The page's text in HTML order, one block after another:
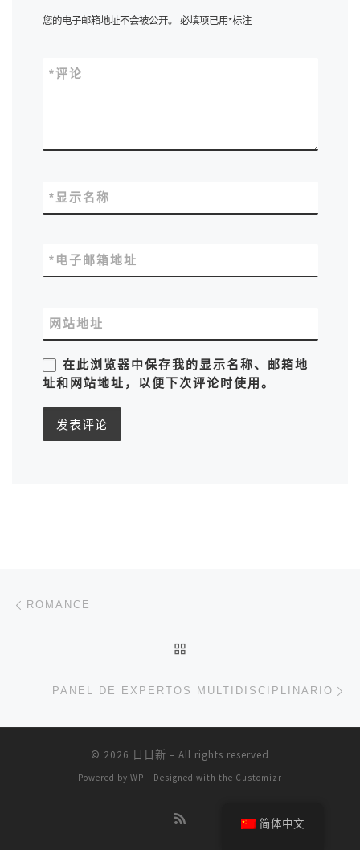
您的电子邮箱地址不会被公开。 必填项已用*标注
评论
*
显示名称
*
电子邮箱地址
*
网站地址
在此浏览器中保存我的显示名称、邮箱地
址和网站地址，以便下次评论时使用。
文章导航
ROMANCE
PANEL DE EXPERTOS MULTIDISCIPLINARIO
© 2026 日日新 – All rights reserved
Powered by WP – Designed with the Customizr
简体中文